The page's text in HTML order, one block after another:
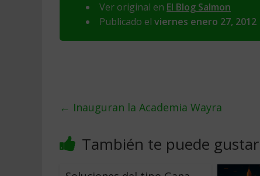
Ver original en El Blog Salmon
Publicado el viernes enero 27, 2012
← Inauguran la Academia Wayra
También te puede gustar